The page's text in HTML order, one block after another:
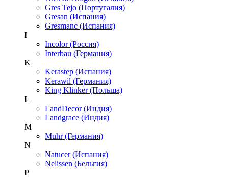
Gres Tejo (Португалия)
Gresan (Испания)
Gresmanc (Испания)
I
Incolor (Россия)
Interbau (Германия)
K
Kerastep (Испания)
Kerawil (Германия)
King Klinker (Польша)
L
LandDecor (Индия)
Landgrace (Индия)
M
Muhr (Германия)
N
Natucer (Испания)
Nelissen (Бельгия)
P